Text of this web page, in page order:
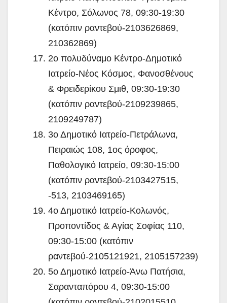
Κέντρο, Σόλωνος 78, 09:30-19:30
(κατόπιν ραντεβού-2103626869,
210362869)
2ο πολυδύναμο Κέντρο-Δημοτικό
Ιατρείο-Νέος Κόσμος, Φανοσθένους
& Φρειδερίκου Σμιθ, 09:30-19:30
(κατόπιν ραντεβού-2109239865,
2109249787)
3ο Δημοτικό Ιατρείο-Πετράλωνα,
Πειραιώς 108, 1ος όροφος,
Παθολογικό Ιατρείο, 09:30-15:00
(κατόπιν ραντεβού-2103427515,
-513, 2103469165)
4ο Δημοτικό Ιατρείο-Κολωνός,
Προποντίδος & Αγίας Σοφίας 110,
09:30-15:00 (κατόπιν
ραντεβού-2105121921, 2105157239)
5ο Δημοτικό Ιατρείο-Άνω Πατήσια,
Σαρανταπόρου 4, 09:30-15:00